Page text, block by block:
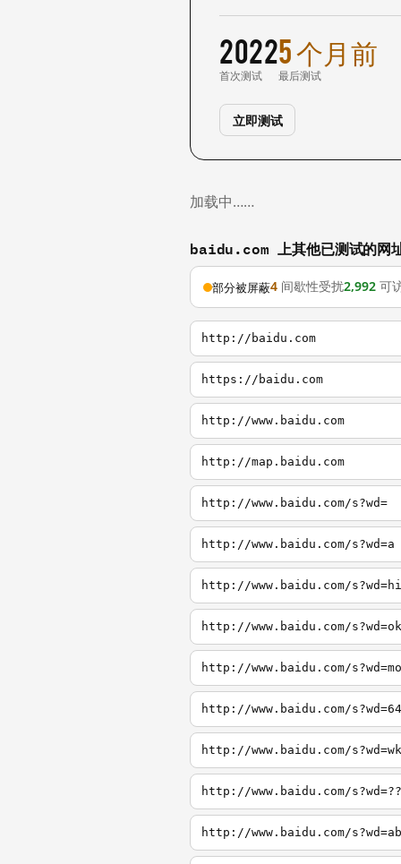
2022
首次测试
5 个月前
最后测试
立即测试
加载中……
baidu.com 上其他已测试的网
部分被屏蔽4 间歇性受扰2,992 可
http://baidu.com
https://baidu.com
http://www.baidu.com
http://map.baidu.com
http://www.baidu.com/s?wd=
http://www.baidu.com/s?wd=a
http://www.baidu.com/s?wd=hi
http://www.baidu.com/s?wd=ok
http://www.baidu.com/s?wd=mo
http://www.baidu.com/s?wd=64
http://www.baidu.com/s?wd=wk
http://www.baidu.com/s?wd=??
http://www.baidu.com/s?wd=ab